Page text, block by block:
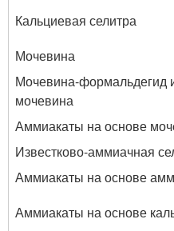
Кальциевая селитра
Мочевина
Мочевина-формальдегид
мочевина
Аммиакаты на основе
Известково-аммиачная
Аммиакаты на основе
Аммиакаты на основе